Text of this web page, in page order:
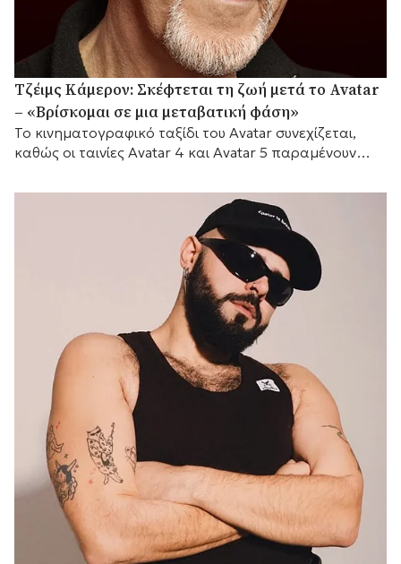
Τζέιμς Κάμερον: Σκέφτεται τη ζωή μετά το Avatar
– «Βρίσκομαι σε μια μεταβατική φάση»
Το κινηματογραφικό ταξίδι του Avatar συνεχίζεται,
καθώς οι ταινίες Avatar 4 και Avatar 5 παραμένουν
αντίστοιχα